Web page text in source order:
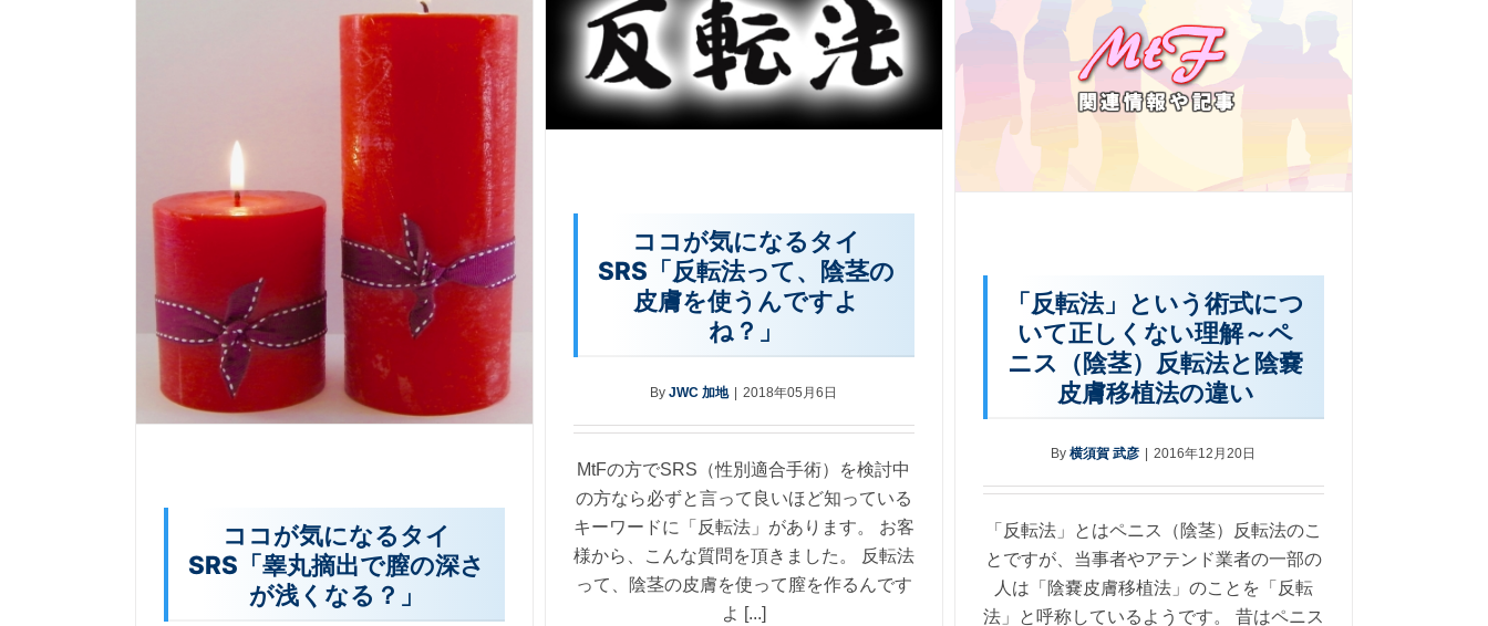
ココが気になるタイ
SRS「睾丸摘出で膣の深さ
が浅くなる？」
ココが気になるタイ
SRS「反転法って、陰茎の
皮膚を使うんですよ
ね？」
ByJWC 加地 | 2018年05月6日
MtFの方でSRS（性別適合手術）を検討中
の方なら必ずと言って良いほど知っている
キーワードに「反転法」があります。 お客
様から、こんな質問を頂きました。 反転法
って、陰茎の皮膚を使って膣を作るんです
よ [...]
「反転法」という術式につ
いて正しくない理解～ペ
ニス（陰茎）反転法と陰嚢
皮膚移植法の違い
By横須賀 武彦 2016年12月20日
「反転法」とはペニス（陰茎）反転法のこ
とですが、当事者やアテンド業者の一部の
人は「陰嚢皮膚移植法」のことを「反転
法」と呼称しているようです。 昔はペニス